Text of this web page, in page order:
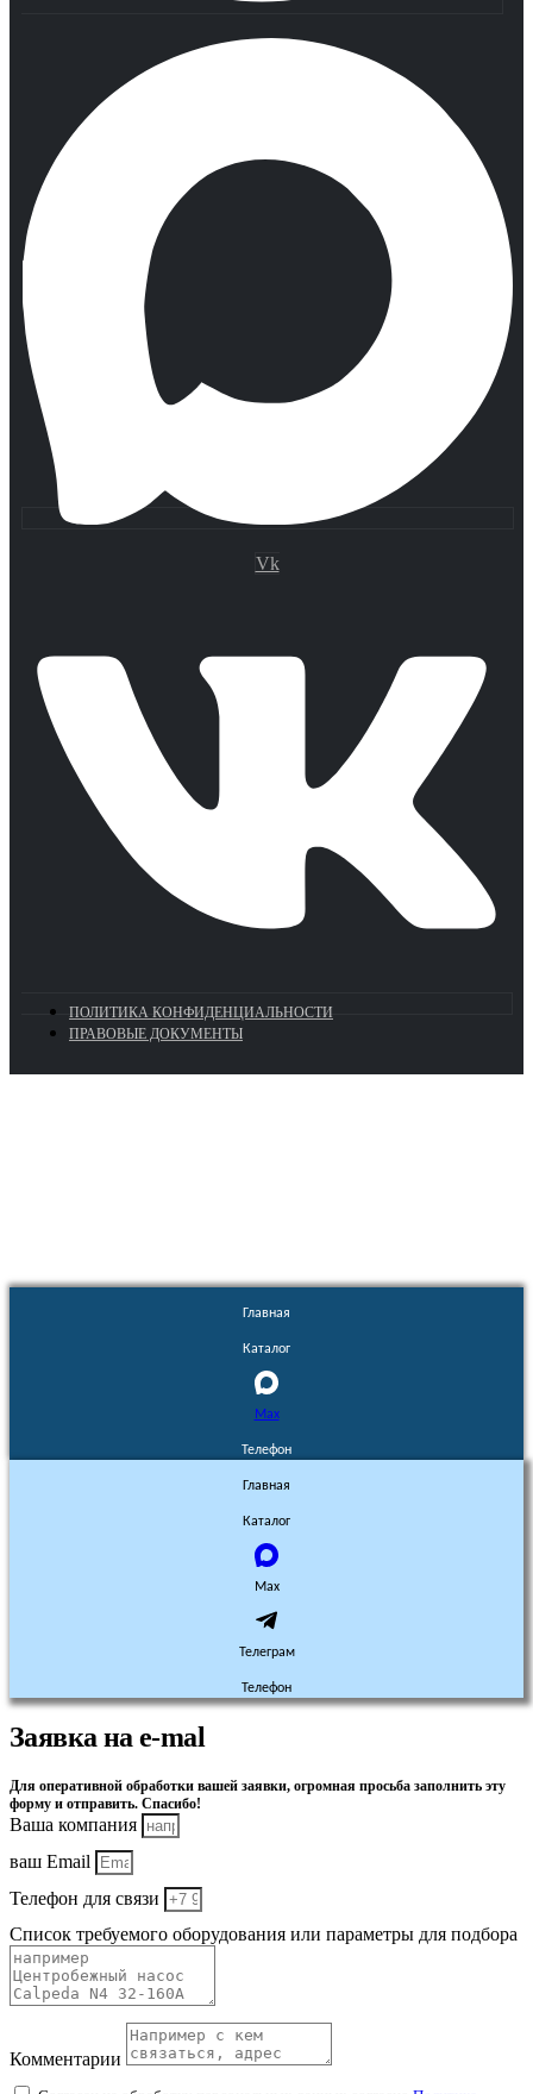
Vk
ПОЛИТИКА КОНФИДЕНЦИАЛЬНОСТИ
ПРАВОВЫЕ ДОКУМЕНТЫ
Главная
Каталог
Max
Телефон
Главная
Каталог
Max
Телеграм
Телефон
Заявка на e-mal
Для оперативной обработки вашей заявки, огромная просьба заполнить эту
форму и отправить. Спасибо!
Ваша компания
ваш Email
Телефон для связи
Список требуемого оборудования или параметры для подбора
Комментарии